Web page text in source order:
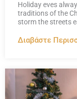
Holiday eves
traditions of the
storm the streets
Διαβάστε